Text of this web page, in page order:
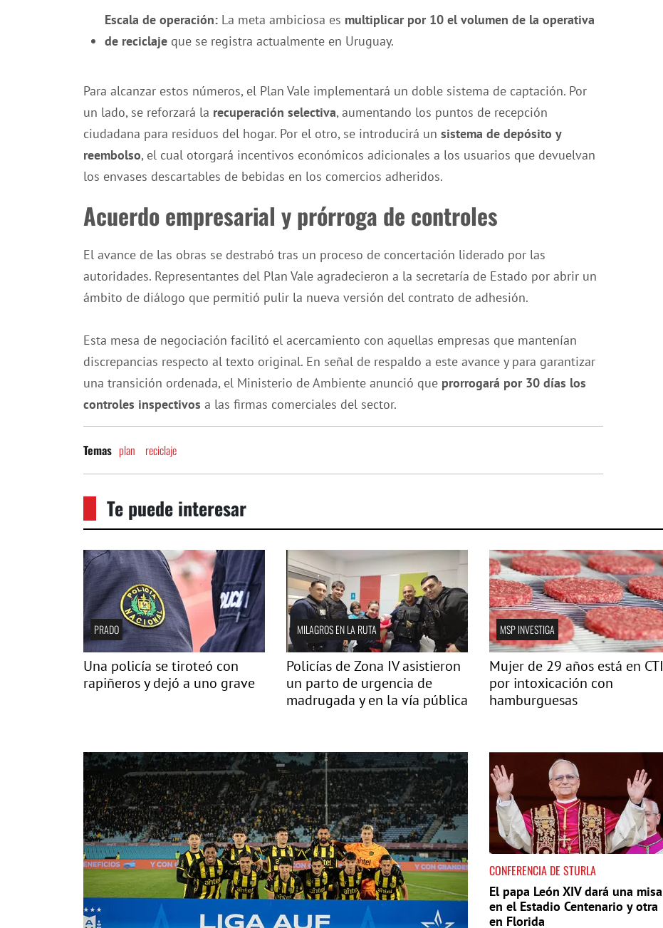
Escala de operación: La meta ambiciosa es multiplicar por 10 el volumen de la operativa
de reciclaje que se registra actualmente en Uruguay.
Para alcanzar estos números, el Plan Vale implementará un doble sistema de captación. Por
un lado, se reforzará la recuperación selectiva, aumentando los puntos de recepción
ciudadana para residuos del hogar. Por el otro, se introducirá un sistema de depósito y
reembolso, el cual otorgará incentivos económicos adicionales a los usuarios que devuelvan
los envases descartables de bebidas en los comercios adheridos.
Acuerdo empresarial y prórroga de controles
El avance de las obras se destrabó tras un proceso de concertación liderado por las
autoridades. Representantes del Plan Vale agradecieron a la secretaría de Estado por abrir un
ámbito de diálogo que permitió pulir la nueva versión del contrato de adhesión.
Esta mesa de negociación facilitó el acercamiento con aquellas empresas que mantenían
discrepancias respecto al texto original. En señal de respaldo a este avance y para garantizar
una transición ordenada, el Ministerio de Ambiente anunció que prorrogará por 30 días los
controles inspectivos a las firmas comerciales del sector.
Temas plan reciclaje
Te puede interesar
PRADO
Una policía se tiroteó con
rapiñeros y dejó a uno grave
MILAGROS EN LA RUTA
Policías de Zona IV asistieron
un parto de urgencia de
madrugada y en la vía pública
MSP INVESTIGA
Mujer de 29 años está en CTI
por intoxicación con
hamburguesas
CONFERENCIA DE STURLA
El papa León XIV dará una misa
en el Estadio Centenario y otra
en Florida